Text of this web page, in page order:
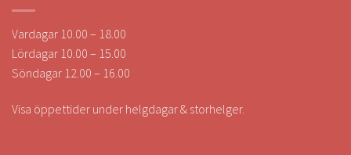
Vardagar 10.00 – 18.00
Lördagar 10.00 – 15.00
Söndagar 12.00 – 16.00
Visa öppettider under helgdagar & storhelger.